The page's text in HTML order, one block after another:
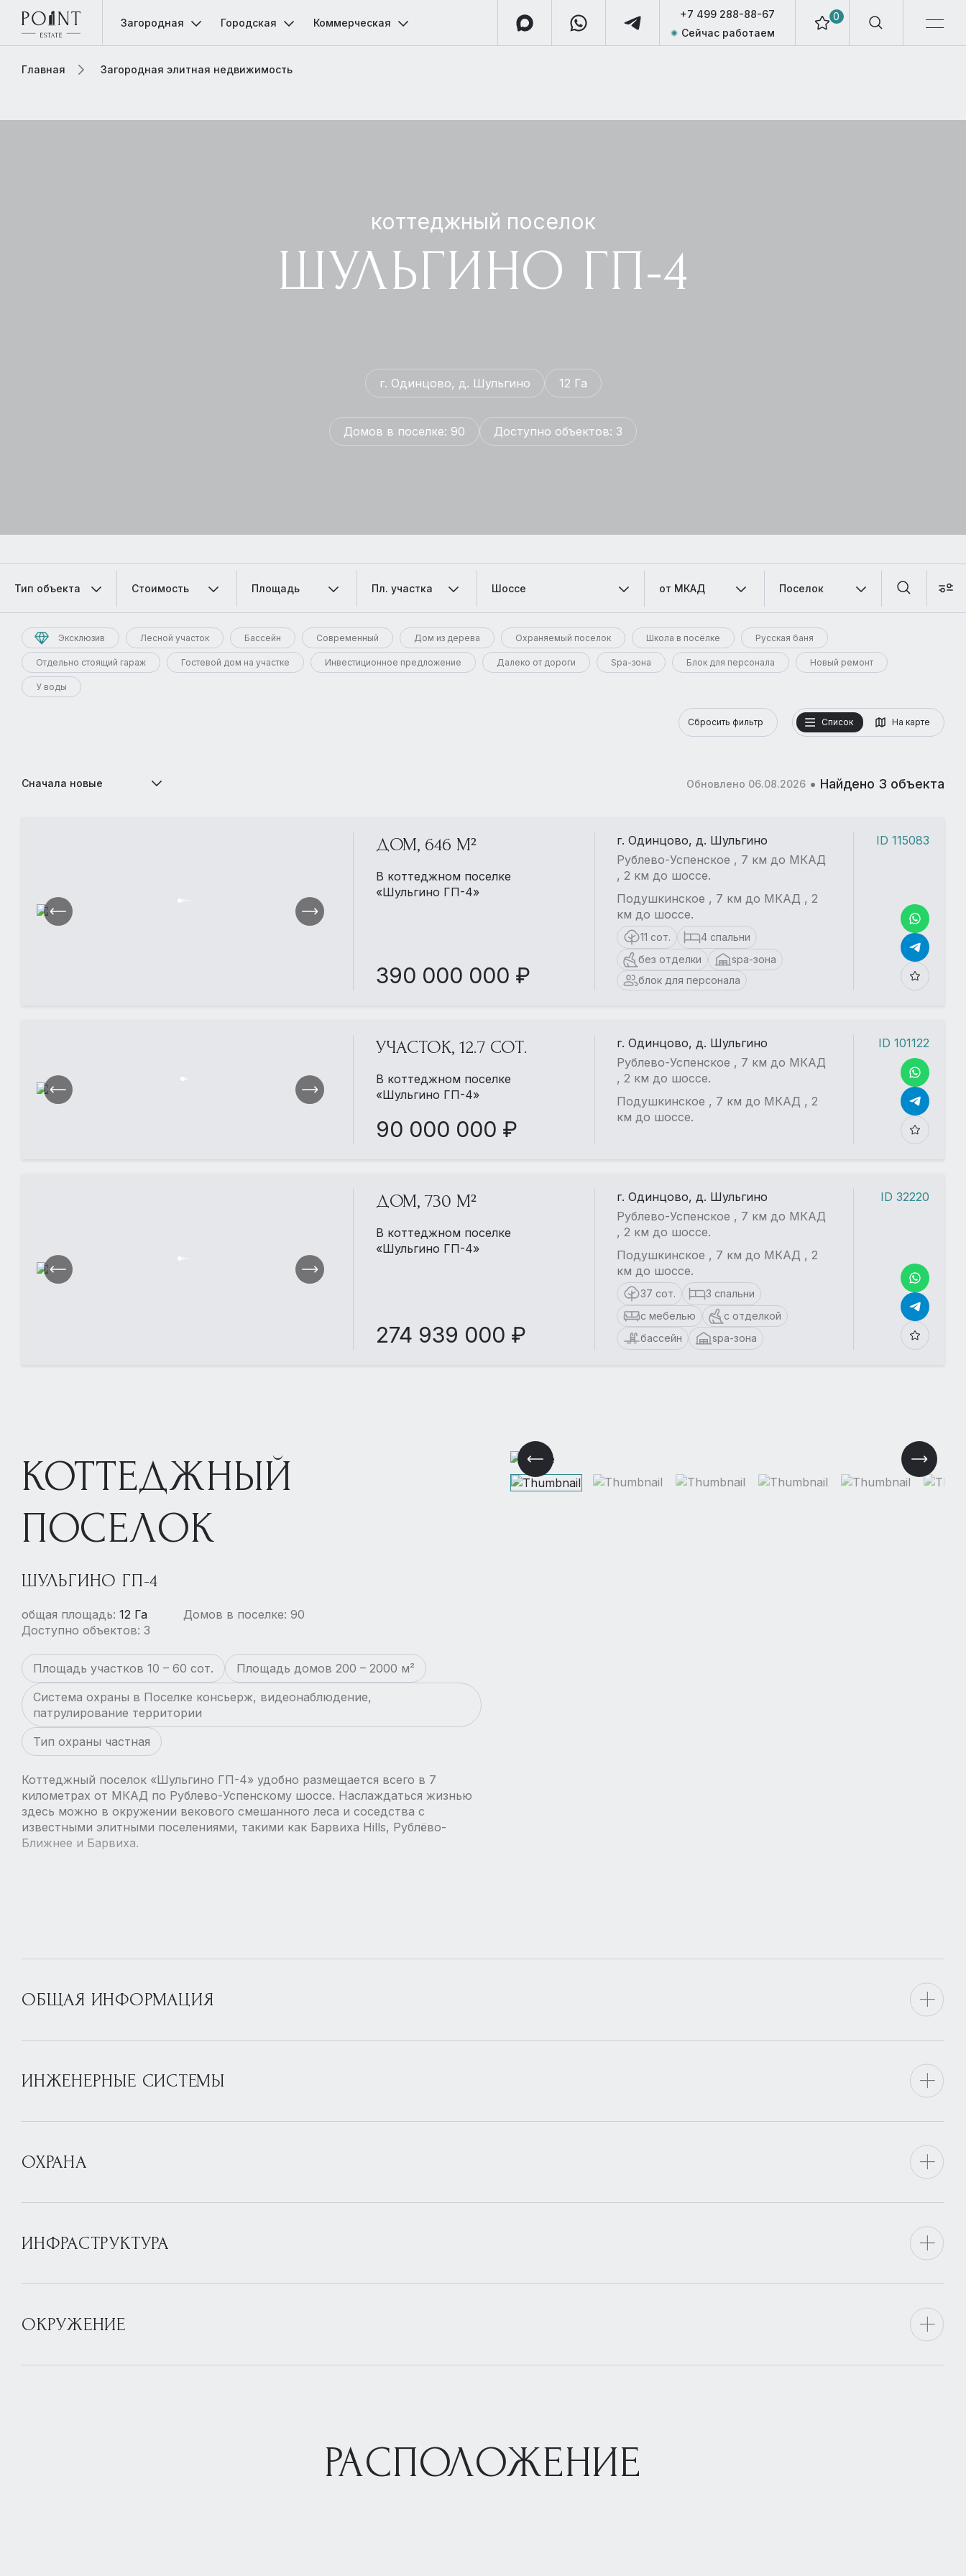
0
+7 499 288-88-67
Сейчас работаем
Загородная Городская Коммерческая
Главная Загородная элитная недвижимость
коттеджный поселок
ШУЛЬГИНО ГП-4
г. Одинцово, д. Шульгино 12 Га
Домов в поселке: 90 Доступно объектов: 3
Тип объекта Стоимость Площадь Пл. участка Шоссе от МКАД Поселок
Эксклюзив Лесной участок Бассейн Современный Дом из дерева Охраняемый поселок Школа в посёлке Русская баня
Отдельно стоящий гараж Гостевой дом на участке Инвестиционное предложение Далеко от дороги Spa-зона Блок для персонала Новый ремонт
У воды
Список На карте
Сбросить фильтр
Сначала новые Обновлено 06.08.2026 • Найдено 3 объекта
ДОМ, 646 М²
В коттеджном поселке
«Шульгино ГП-4»
390 000 000 ₽
г. Одинцово, д. Шульгино
Рублево-Успенское , 7 км до МКАД
, 2 км до шоссе.
Подушкинское , 7 км до МКАД , 2
км до шоссе.
11 сот.
4 спальни
без отделки
spa-зона
блок для персонала
ID 115083
в детальном описании
УЧАСТОК, 12.7 СОТ.
В коттеджном поселке
«Шульгино ГП-4»
90 000 000 ₽
г. Одинцово, д. Шульгино
Рублево-Успенское , 7 км до МКАД
, 2 км до шоссе.
Подушкинское , 7 км до МКАД , 2
км до шоссе.
ID 101122
ДОМ, 730 М²
В коттеджном поселке
«Шульгино ГП-4»
274 939 000 ₽
г. Одинцово, д. Шульгино
Рублево-Успенское , 7 км до МКАД
, 2 км до шоссе.
Подушкинское , 7 км до МКАД , 2
км до шоссе.
37 сот.
3 спальни
с мебелью
с отделкой
бассейн
spa-зона
ID 32220
КОТТЕДЖНЫЙ
ПОСЕЛОК
ШУЛЬГИНО ГП-4
общая площадь: 12 Га
Домов в поселке: 90
Доступно объектов: 3
Площадь участков 10 – 60 сот.
Площадь домов 200 – 2000 м²
Система охраны в Поселке консьерж, видеонаблюдение,
патрулирование территории
Тип охраны частная
Коттеджный поселок «Шульгино ГП-4» удобно размещается всего в 7
километрах от МКАД по Рублево-Успенскому шоссе. Наслаждаться жизнью
здесь можно в окружении векового смешанного леса и соседства с
известными элитными поселениями, такими как Барвиха Hills, Рублёво-
Ближнее и Барвиха.
ОБЩАЯ ИНФОРМАЦИЯ
ИНЖЕНЕРНЫЕ СИСТЕМЫ
ОХРАНА
ИНФРАСТРУКТУРА
ОКРУЖЕНИЕ
РАСПОЛОЖЕНИЕ